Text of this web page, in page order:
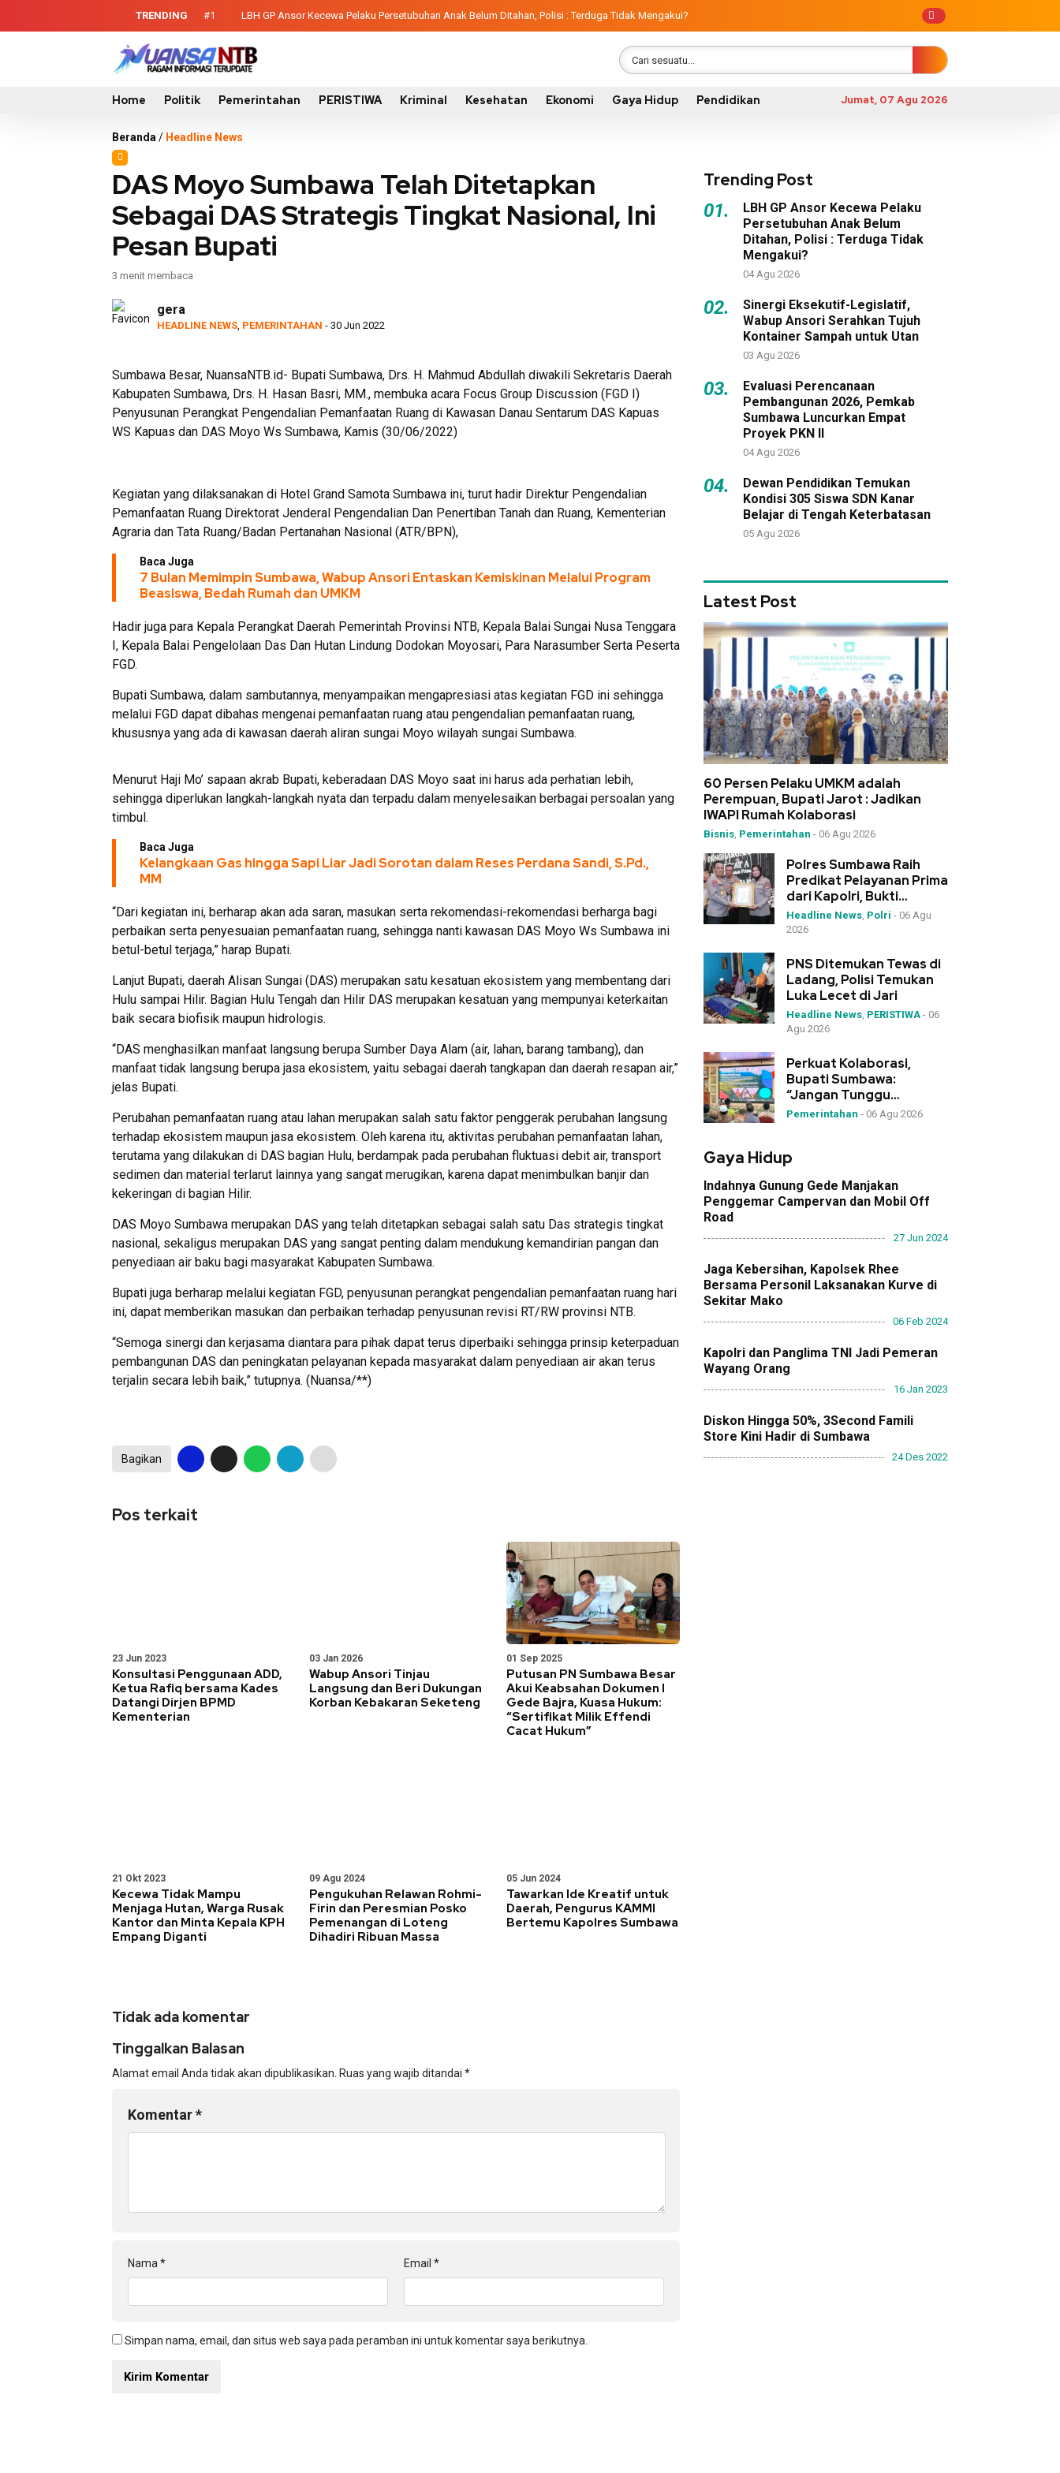
TRENDING #1 LBH GP Ansor Kecewa Pelaku Persetubuhan Anak Belum Ditahan, Polisi : Terduga Tidak Mengakui?
Home Politik Pemerintahan PERISTIWA Kriminal Kesehatan Ekonomi Gaya Hidup Pendidikan Jumat, 07 Agu 2026
Beranda / Headline News
DAS Moyo Sumbawa Telah Ditetapkan
Sebagai DAS Strategis Tingkat Nasional, Ini
Pesan Bupati
3 menit membaca
gera
HEADLINE NEWS PEMERINTAHAN - 30 Jun 2022
Sumbawa Besar, NuansaNTB.id- Bupati Sumbawa, Drs. H. Mahmud Abdullah diwakili Sekretaris Daerah
Kabupaten Sumbawa, Drs. H. Hasan Basri, MM., membuka acara Focus Group Discussion (FGD I)
Penyusunan Perangkat Pengendalian Pemanfaatan Ruang di Kawasan Danau Sentarum DAS Kapuas
WS Kapuas dan DAS Moyo Ws Sumbawa, Kamis (30/06/2022)
Kegiatan yang dilaksanakan di Hotel Grand Samota Sumbawa ini, turut hadir Direktur Pengendalian
Pemanfaatan Ruang Direktorat Jenderal Pengendalian Dan Penertiban Tanah dan Ruang, Kementerian
Agraria dan Tata Ruang/Badan Pertanahan Nasional (ATR/BPN),
Baca Juga
7 Bulan Memimpin Sumbawa, Wabup Ansori Entaskan Kemiskinan Melalui Program
Beasiswa, Bedah Rumah dan UMKM
Hadir juga para Kepala Perangkat Daerah Pemerintah Provinsi NTB, Kepala Balai Sungai Nusa Tenggara
I, Kepala Balai Pengelolaan Das Dan Hutan Lindung Dodokan Moyosari, Para Narasumber Serta Peserta
FGD.
Bupati Sumbawa, dalam sambutannya, menyampaikan mengapresiasi atas kegiatan FGD ini sehingga
melalui FGD dapat dibahas mengenai pemanfaatan ruang atau pengendalian pemanfaatan ruang,
khususnya yang ada di kawasan daerah aliran sungai Moyo wilayah sungai Sumbawa.
Menurut Haji Mo’ sapaan akrab Bupati, keberadaan DAS Moyo saat ini harus ada perhatian lebih,
sehingga diperlukan langkah-langkah nyata dan terpadu dalam menyelesaikan berbagai persoalan yang
timbul.
Baca Juga
Kelangkaan Gas hingga Sapi Liar Jadi Sorotan dalam Reses Perdana Sandi, S.Pd.,
MM
“Dari kegiatan ini, berharap akan ada saran, masukan serta rekomendasi-rekomendasi berharga bagi
perbaikan serta penyesuaian pemanfaatan ruang, sehingga nanti kawasan DAS Moyo Ws Sumbawa ini
betul-betul terjaga,” harap Bupati.
Lanjut Bupati, daerah Alisan Sungai (DAS) merupakan satu kesatuan ekosistem yang membentang dari
Hulu sampai Hilir. Bagian Hulu Tengah dan Hilir DAS merupakan kesatuan yang mempunyai keterkaitan
baik secara biofisik maupun hidrologis.
“DAS menghasilkan manfaat langsung berupa Sumber Daya Alam (air, lahan, barang tambang), dan
manfaat tidak langsung berupa jasa ekosistem, yaitu sebagai daerah tangkapan dan daerah resapan air,”
jelas Bupati.
Perubahan pemanfaatan ruang atau lahan merupakan salah satu faktor penggerak perubahan langsung
terhadap ekosistem maupun jasa ekosistem. Oleh karena itu, aktivitas perubahan pemanfaatan lahan,
terutama yang dilakukan di DAS bagian Hulu, berdampak pada perubahan fluktuasi debit air, transport
sedimen dan material terlarut lainnya yang sangat merugikan, karena dapat menimbulkan banjir dan
kekeringan di bagian Hilir.
DAS Moyo Sumbawa merupakan DAS yang telah ditetapkan sebagai salah satu Das strategis tingkat
nasional, sekaligus merupakan DAS yang sangat penting dalam mendukung kemandirian pangan dan
penyediaan air baku bagi masyarakat Kabupaten Sumbawa.
Bupati juga berharap melalui kegiatan FGD, penyusunan perangkat pengendalian pemanfaatan ruang hari
ini, dapat memberikan masukan dan perbaikan terhadap penyusunan revisi RT/RW provinsi NTB.
“Semoga sinergi dan kerjasama diantara para pihak dapat terus diperbaiki sehingga prinsip keterpaduan
pembangunan DAS dan peningkatan pelayanan kepada masyarakat dalam penyediaan air akan terus
terjalin secara lebih baik,” tutupnya. (Nuansa/**)
Bagikan
Pos terkait
23 Jun 2023
Konsultasi Penggunaan ADD,
Ketua Rafiq bersama Kades
Datangi Dirjen BPMD
Kementerian
03 Jan 2026
Wabup Ansori Tinjau
Langsung dan Beri Dukungan
Korban Kebakaran Seketeng
01 Sep 2025
Putusan PN Sumbawa Besar
Akui Keabsahan Dokumen I
Gede Bajra, Kuasa Hukum:
“Sertifikat Milik Effendi
Cacat Hukum”
21 Okt 2023
Kecewa Tidak Mampu
Menjaga Hutan, Warga Rusak
Kantor dan Minta Kepala KPH
Empang Diganti
09 Agu 2024
Pengukuhan Relawan Rohmi-
Firin dan Peresmian Posko
Pemenangan di Loteng
Dihadiri Ribuan Massa
05 Jun 2024
Tawarkan Ide Kreatif untuk
Daerah, Pengurus KAMMI
Bertemu Kapolres Sumbawa
Tidak ada komentar
Tinggalkan Balasan
Alamat email Anda tidak akan dipublikasikan. Ruas yang wajib ditandai *
Komentar*
Nama * Email *
Simpan nama, email, dan situs web saya pada peramban ini untuk komentar saya berikutnya.
Trending Post
01.
LBH GP Ansor Kecewa Pelaku
Persetubuhan Anak Belum
Ditahan, Polisi : Terduga Tidak
Mengakui?
04 Agu 2026
02.
Sinergi Eksekutif-Legislatif,
Wabup Ansori Serahkan Tujuh
Kontainer Sampah untuk Utan
03 Agu 2026
03.
Evaluasi Perencanaan
Pembangunan 2026, Pemkab
Sumbawa Luncurkan Empat
Proyek PKN II
04 Agu 2026
04.
Dewan Pendidikan Temukan
Kondisi 305 Siswa SDN Kanar
Belajar di Tengah Keterbatasan
05 Agu 2026
Latest Post
60 Persen Pelaku UMKM adalah
Perempuan, Bupati Jarot : Jadikan
IWAPI Rumah Kolaborasi
Bisnis, Pemerintahan - 06 Agu 2026
Polres Sumbawa Raih
Predikat Pelayanan Prima
dari Kapolri, Bukti
Dedikasi Tinggi di
Rakernis Polda NTB
Headline News, Polri - 06 Agu
2026
PNS Ditemukan Tewas di
Ladang, Polisi Temukan
Luka Lecet di Jari
Headline News, PERISTIWA - 06
Agu 2026
Perkuat Kolaborasi,
Bupati Sumbawa:
“Jangan Tunggu
Bencana, Desa Garda
Pemerintahan - 06 Agu 2026
Gaya Hidup
Indahnya Gunung Gede Manjakan
Penggemar Campervan dan Mobil Off
Road
27 Jun 2024
Jaga Kebersihan, Kapolsek Rhee
Bersama Personil Laksanakan Kurve di
Sekitar Mako
06 Feb 2024
Kapolri dan Panglima TNI Jadi Pemeran
Wayang Orang
16 Jan 2023
Diskon Hingga 50%, 3Second Famili
Store Kini Hadir di Sumbawa
24 Des 2022